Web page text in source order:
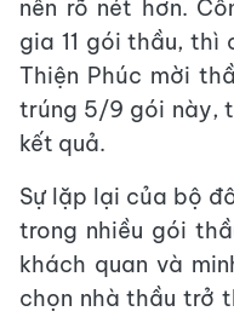
nên rõ nét hơn.
gia 11 gói thầu,
Thiện Phúc mời
trúng 5/9 gói này,
kết quả.
Sự lặp lại của bộ
trong nhiều gói
khách quan và
chọn nhà thầu trở